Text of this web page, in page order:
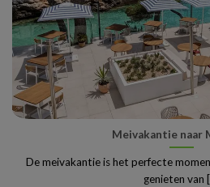
Meivakantie naar
De meivakantie is het perfecte
genieten van